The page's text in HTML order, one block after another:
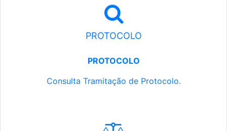
PROTOCOLO
PROTOCOLO
Consulta Tramitação de Protocolo.